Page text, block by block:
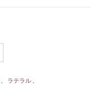
、 ラテラル 、